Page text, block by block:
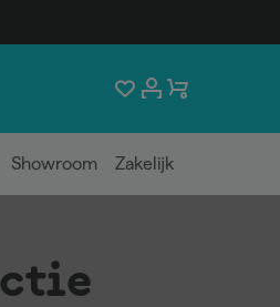
Showroom Zakelijk